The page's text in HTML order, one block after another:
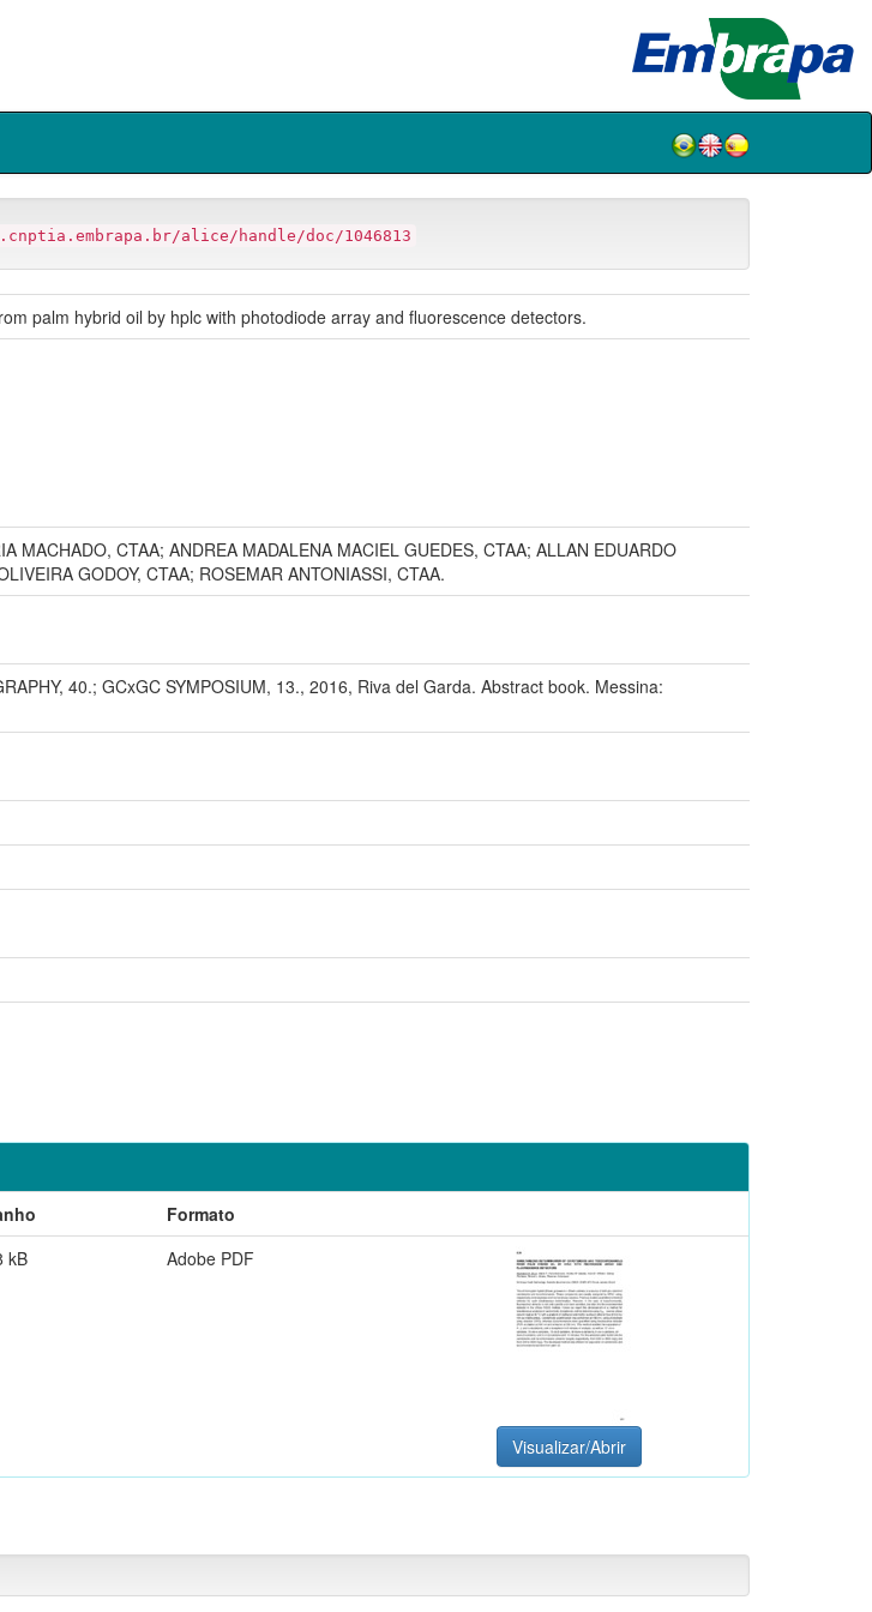
alice/handle/doc/1046813
palm hybrid oil by hplc with photodiode array and fluorescence detectors.
MACHADO, CTAA; ANDREA MADALENA MACIEL GUEDES, CTAA; ALLAN EDUARDO
GODOY, CTAA; ROSEMAR ANTONIASSI, CTAA.
40.; GCxGC SYMPOSIUM, 13., 2016, Riva del Garda. Abstract book. Messina:
Formato
kB Adobe PDF
Visualizar/Abrir